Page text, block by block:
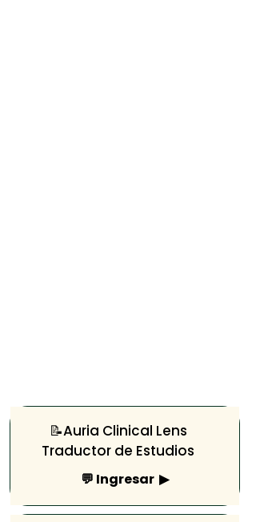
📝Auria Clinical Lens
Traductor de Estudios
💬 Ingresar ▶